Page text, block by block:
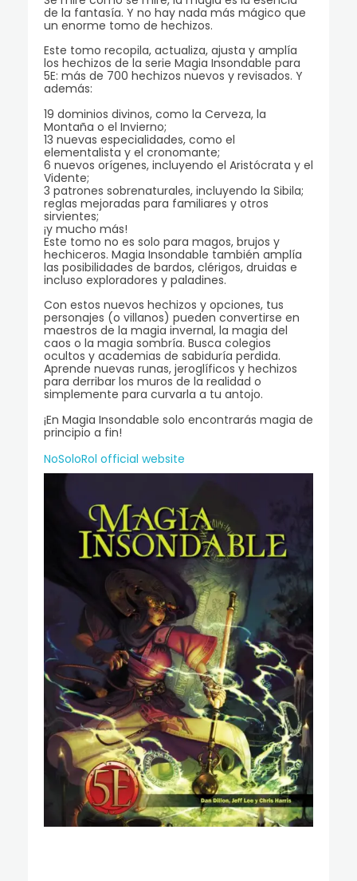
de la fantasía. Y no hay nada más mágico que
un enorme tomo de hechizos.
Este tomo recopila, actualiza, ajusta y amplía
los hechizos de la serie Magia Insondable para
5E: más de 700 hechizos nuevos y revisados. Y
además:
19 dominios divinos, como la Cerveza, la
Montaña o el Invierno;
13 nuevas especialidades, como el
elementalista y el cronomante;
6 nuevos orígenes, incluyendo el Aristócrata y el
Vidente;
3 patrones sobrenaturales, incluyendo la Sibila;
reglas mejoradas para familiares y otros
sirvientes;
¡y mucho más!
Este tomo no es solo para magos, brujos y
hechiceros. Magia Insondable también amplía
las posibilidades de bardos, clérigos, druidas e
incluso exploradores y paladines.
Con estos nuevos hechizos y opciones, tus
personajes (o villanos) pueden convertirse en
maestros de la magia invernal, la magia del
caos o la magia sombría. Busca colegios
ocultos y academias de sabiduría perdida.
Aprende nuevas runas, jeroglíficos y hechizos
para derribar los muros de la realidad o
simplemente para curvarla a tu antojo.
¡En Magia Insondable solo encontrarás magia de
principio a fin!
NoSoloRol official website